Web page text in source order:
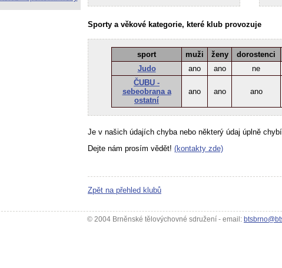
Sporty a věkové kategorie, které klub provozuje
sport muži ženy dorostenci
Judo
ano ano ne
ČUBU -
sebeobrana a
ostatní
ano ano ano
Je v našich údajích chyba nebo některý údaj úplně
Dejte nám prosím vědět! (kontakty zde)
Zpět na přehled klubů
© 2004 Brněnské tělovýchovné sdružení - email: